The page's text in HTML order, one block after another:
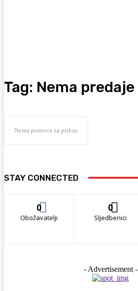
Tag: Nema predaje
Nema postova za prikaz
STAY CONNECTED
0
Obožavatelji
0
Sljedbenici
- Advertisement -